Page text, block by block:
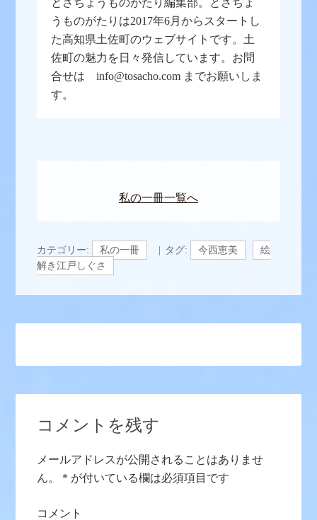
とさちょうものがたり編集部。とさちょ
うものがたりは2017年6月からスタートし
た高知県土佐町のウェブサイトです。土
佐町の魅力を日々発信しています。お問
合せは info@tosacho.com までお願いしま
す。
私の一冊一覧へ
カテゴリー: 私の一冊 タグ: 今西恵美
絵
解き江戸しぐさ
コメントを残す
メールアドレスが公開されることはありませ
ん。
* が付いている欄は必須項目です
コメント